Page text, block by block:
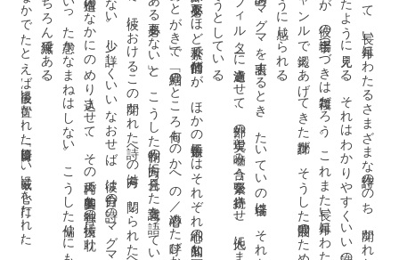
れ
。
私はこの詩集のなかでたとえば最後に置かれた詩篇「優しい威厳」に心を打たれた。